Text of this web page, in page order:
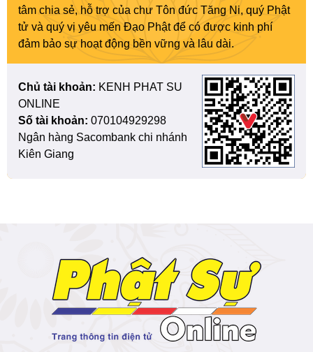
tâm chia sẻ, hỗ trợ của chư Tôn đức Tăng Ni, quý Phật
tử và quý vị yêu mến Đạo Phật để có được kinh phí
đảm bảo sự hoạt động bền vững và lâu dài.
Chủ tài khoản: KENH PHAT SU
ONLINE
Số tài khoản: 070104929298
Ngân hàng Sacombank chi nhánh
Kiên Giang